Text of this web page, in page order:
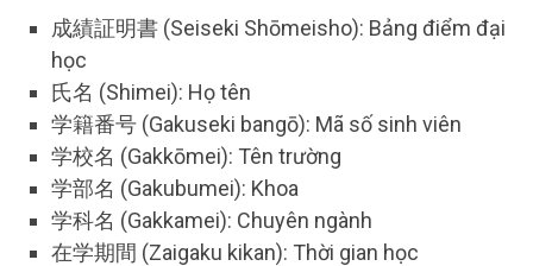
成績証明書 (Seiseki Shōmeisho): Bảng điểm đại
học
氏名 (Shimei): Họ tên
学籍番号 (Gakuseki bangō): Mã số sinh viên
学校名 (Gakkōmei): Tên trường
学部名 (Gakubumei): Khoa
学科名 (Gakkamei): Chuyên ngành
在学期間 (Zaigaku kikan): Thời gian học